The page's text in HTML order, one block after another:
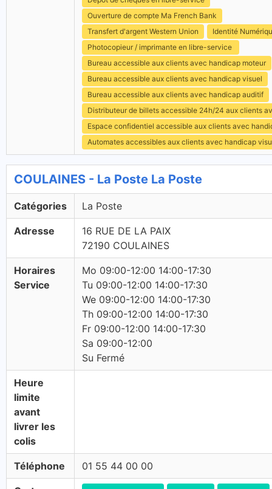
Ouverture de compte Ma French Bank
Transfert d'argent Western Union
Identité
Photocopieur / imprimante en libre-service
Bureau accessible aux clients avec handicap moteur
Bureau accessible aux clients avec handicap visuel
Bureau accessible aux clients avec handicap auditif
Distributeur de billets accessible 24h/24 aux clients
Espace confidentiel accessible aux clients avec
Automates accessibles aux clients avec handicap
COULAINES - La Poste La Poste
Catégories La Poste
Adresse
16 RUE DE LA PAIX
72190 COULAINES
Horaires
Service
Mo 09:00-12:00 14:00-17:30
Tu 09:00-12:00 14:00-17:30
We 09:00-12:00 14:00-17:30
Th 09:00-12:00 14:00-17:30
Fr 09:00-12:00 14:00-17:30
Sa 09:00-12:00
Su Fermé
Heure
limite
avant
livrer les
colis
Téléphone 01 55 44 00 00